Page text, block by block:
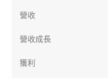
營收
營收成長
獲利